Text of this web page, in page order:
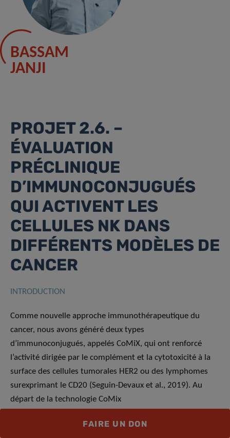
BASSAM
JANJI
PROJET 2.6. –
ÉVALUATION
PRÉCLINIQUE
D’IMMUNOCONJUGUÉS
QUI ACTIVENT LES
CELLULES NK DANS
DIFFÉRENTS MODÈLES DE
CANCER
INTRODUCTION
Comme nouvelle approche immunothérapeutique du
cancer, nous avons généré deux types
d’immunoconjugués, appelés CoMiX, qui ont renforcé
l’activité dirigée par le complément et la cytotoxicité à la
surface des cellules tumorales HER2 ou des lymphomes
surexprimant le CD20 (Seguin-Devaux et al., 2019). Au
départ de la technologie CoMix
molécules recombinantes qui ciblent et activent les
FAIRE UN DON